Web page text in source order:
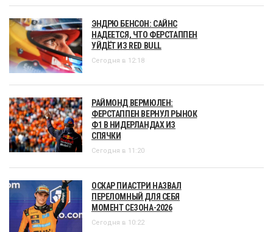
ЭНДРЮ БЕНСОН: САЙНС
НАДЕЕТСЯ, ЧТО ФЕРСТАППЕН
УЙДЁТ ИЗ RED BULL
Сегодня в 12:18
РАЙМОНД ВЕРМЮЛЕН:
ФЕРСТАППЕН ВЕРНУЛ РЫНОК
Ф1 В НИДЕРЛАНДАХ ИЗ
СПЯЧКИ
Сегодня в 11:20
ОСКАР ПИАСТРИ НАЗВАЛ
ПЕРЕЛОМНЫЙ ДЛЯ СЕБЯ
МОМЕНТ СЕЗОНА-2026
Сегодня в 10:22